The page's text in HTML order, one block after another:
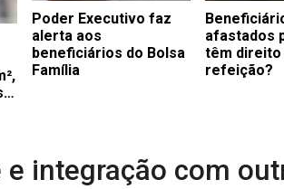
Poder Executivo faz
alerta aos
beneficiários do Bolsa
Família
afastados
têm direito
refeição?
e integração com